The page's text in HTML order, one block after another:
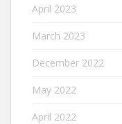
April 2023
March 2023
December 2022
May 2022
April 2022